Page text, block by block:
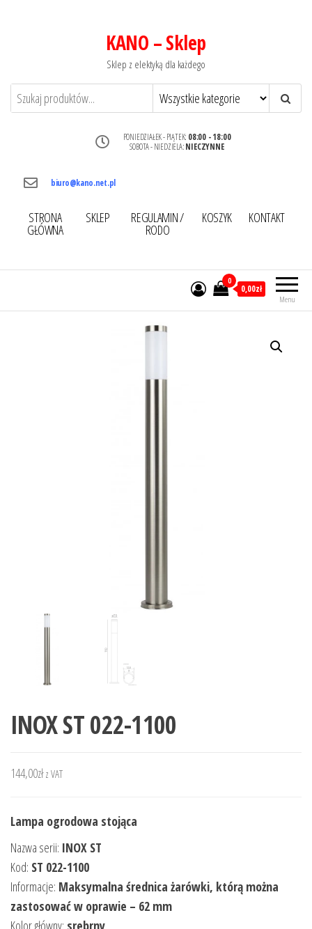
KANO – Sklep
Sklep z elektyką dla każdego
PONIEDZIAŁEK - PIĄTEK: 08:00 - 18:00
SOBOTA - NIEDZIELA:NIECZYNNE
biuro@kano.net.pl
STRONA
GŁÓWNA
SKLEP REGULAMIN /
RODO
KOSZYK KONTAKT
Menu
0
0,00zł
INOX ST 022-1100
144,00zł z VAT
Lampa ogrodowa stojąca
Nazwa serii: INOX ST
Kod: ST 022-1100
Informacje: Maksymalna średnica żarówki, którą można
zastosować w oprawie – 62 mm
Kolor główny: srebrny